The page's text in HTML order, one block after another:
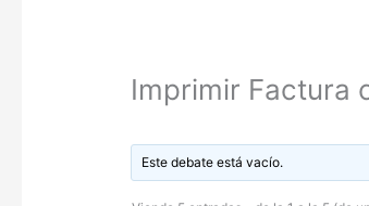
Imprimir Factura
Este debate está vacío.